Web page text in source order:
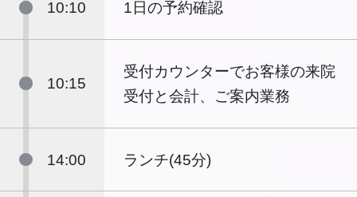
10:10 1日の予約確認
10:15
受付カウンターでお客様の来院
受付と会計、ご案内業務
14:00 ランチ(45分)